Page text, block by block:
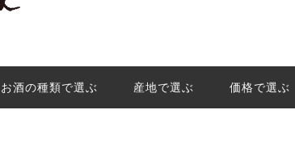
年末年始の受注及び発送についてのご案
内
お酒の種類で選ぶ 産地で選ぶ 価格で選ぶ